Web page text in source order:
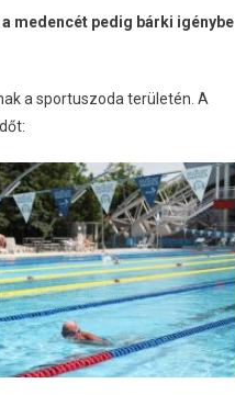
medencét pedig bárki igénybe
a sportuszoda területén. A